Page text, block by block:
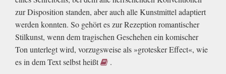
zur Disposition standen, aber auch alle Kunstmittel adaptiert
werden konnten. So gehört es zur Rezeption romantischer
Stilkunst, wenn dem tragischen Geschehen ein komischer
Ton unterlegt wird, vorzugsweise als »grotesker Effect«, wie
es in dem Text selbst heißt
.